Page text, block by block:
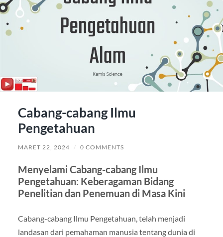
Cabang-cabang Ilmu
Pengetahuan
MARET 22, 2024 / 0 COMMENTS
Menyelami Cabang-cabang Ilmu
Pengetahuan: Keberagaman Bidang
Penelitian dan Penemuan di Masa Kini
Cabang-cabang Ilmu Pengetahuan, telah menjadi
landasan dari pemahaman manusia tentang dunia di